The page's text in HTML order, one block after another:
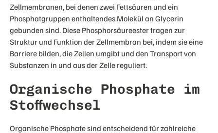
Zellmembranen, bei denen zwei Fettsäuren und ein
Phosphatgruppen enthaltendes Molekül an Glycerin
gebunden sind. Diese Phosphorsäureester tragen zur
Struktur und Funktion der Zellmembran bei, indem sie eine
Barriere bilden, die Zellen umgibt und den Transport von
Substanzen in und aus der Zelle reguliert.
Organische Phosphate im
Stoffwechsel
Organische Phosphate sind entscheidend für zahlreiche